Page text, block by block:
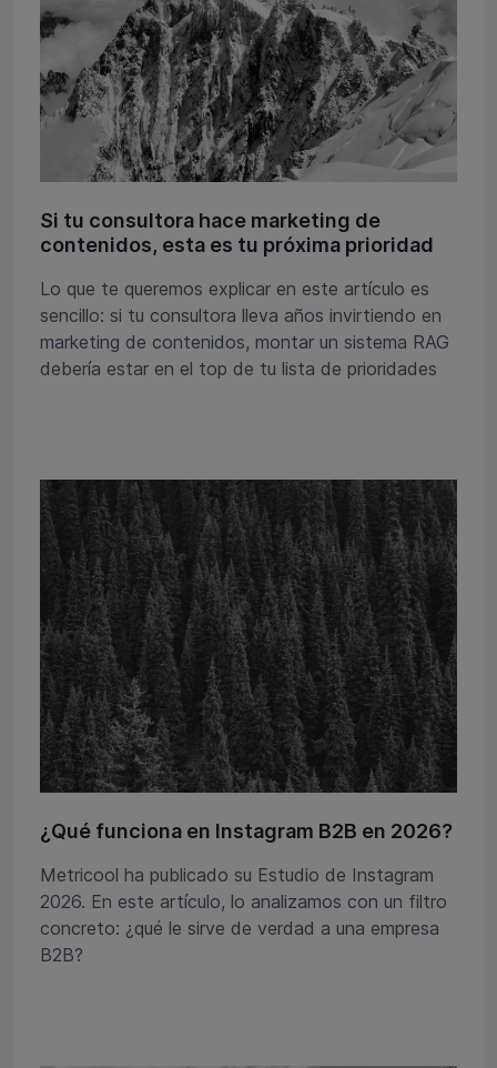
Si tu consultora hace marketing de
contenidos, esta es tu próxima prioridad
Lo que te queremos explicar en este artículo es
sencillo: si tu consultora lleva años invirtiendo en
marketing de contenidos, montar un sistema RAG
debería estar en el top de tu lista de prioridades
¿Qué funciona en Instagram B2B en 2026?
Metricool ha publicado su Estudio de Instagram
2026. En este artículo, lo analizamos con un filtro
concreto: ¿qué le sirve de verdad a una empresa
B2B?